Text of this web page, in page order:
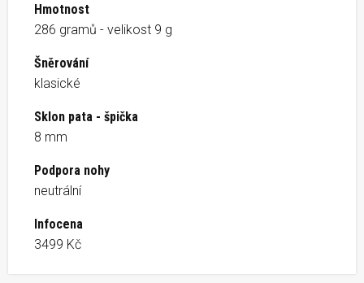
Hmotnost
286 gramů - velikost 9 g
Šněrování
klasické
Sklon pata - špička
8 mm
Podpora nohy
neutrální
Infocena
3499 Kč